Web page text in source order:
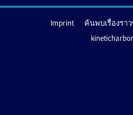
เป...
Imprint ค้นพบเรื่องราว